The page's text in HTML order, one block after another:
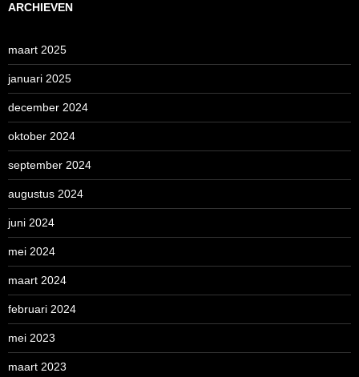
ARCHIEVEN
maart 2025
januari 2025
december 2024
oktober 2024
september 2024
augustus 2024
juni 2024
mei 2024
maart 2024
februari 2024
mei 2023
maart 2023